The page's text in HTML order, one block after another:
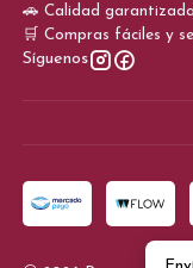
🚗 Calidad garantizada
🛒 Compras fáciles y
Síguenos